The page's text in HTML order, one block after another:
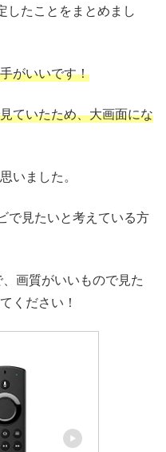
したことをまとめまし
がいいです！
ていたため、大画面にな
いました。
で見たいと考えている方
画質がいいもので見た
ください！